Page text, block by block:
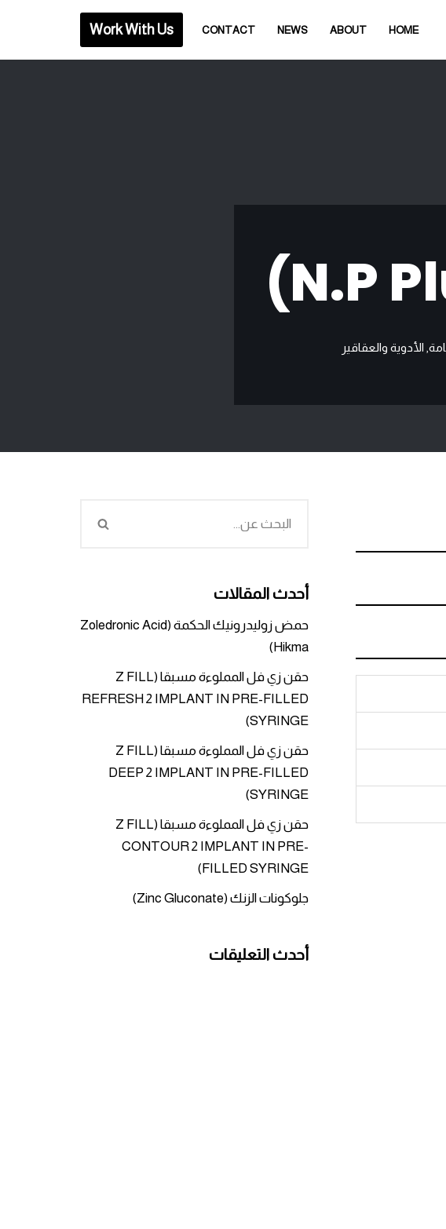
HOME
ABOUT
NEWS
CONTACT
Work With Us
الأدوية والعقاقير
أحدث المقالات
حمض زوليدرونيك الحكمة (Zoledronic Acid
Hikma)
حقن زي فل المملوءة مسبقا (Z FILL
REFRESH 2 IMPLANT IN PRE-FILLED
SYRINGE)
حقن زي فل المملوءة مسبقا (Z FILL
DEEP 2 IMPLANT IN PRE-FILLED
SYRINGE)
حقن زي فل المملوءة مسبقا (Z FILL
CONTOUR 2 IMPLANT IN PRE-
FILLED SYRINGE)
جلوكونات الزنك (Zinc Gluconate)
أحدث التعليقات